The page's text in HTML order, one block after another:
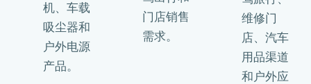
机、车载
吸尘器和
户外电源
产品。
门店销售
需求。
维修门
店、汽车
用品渠道
和户外应